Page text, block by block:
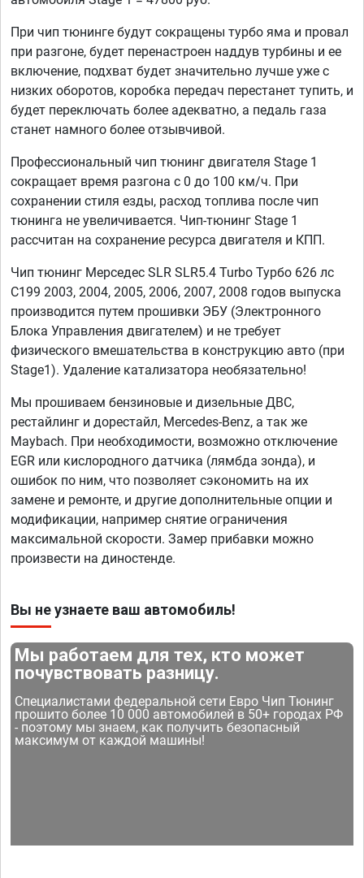
При чип тюнинге будут сокращены турбо яма и провал
при разгоне, будет перенастроен наддув турбины и ее
включение, подхват будет значительно лучше уже с
низких оборотов, коробка передач перестанет тупить, и
будет переключать более адекватно, а педаль газа
станет намного более отзывчивой.
Профессиональный чип тюнинг двигателя Stage 1
сокращает время разгона с 0 до 100 км/ч. При
сохранении стиля езды, расход топлива после чип
тюнинга не увеличивается. Чип-тюнинг Stage 1
рассчитан на сохранение ресурса двигателя и КПП.
Чип тюнинг Мерседес SLR SLR5.4 Turbo Турбо 626 лс
C199 2003, 2004, 2005, 2006, 2007, 2008 годов выпуска
производится путем прошивки ЭБУ (Электронного
Блока Управления двигателем) и не требует
физического вмешательства в конструкцию авто (при
Stage1). Удаление катализатора необязательно!
Мы прошиваем бензиновые и дизельные ДВС,
рестайлинг и дорестайл, Mercedes-Benz, а так же
Maybach. При необходимости, возможно отключение
EGR или кислородного датчика (лямбда зонда), и
ошибок по ним, что позволяет сэкономить на их
замене и ремонте, и другие дополнительные опции и
модификации, например снятие ограничения
максимальной скорости. Замер прибавки можно
произвести на диностенде.
Вы не узнаете ваш автомобиль!
Мы работаем для тех, кто может
почувствовать разницу.
Специалистами федеральной сети Евро Чип Тюнинг
прошито более 10 000 автомобилей в 50+ городах РФ
- поэтому мы знаем, как получить безопасный
максимум от каждой машины!